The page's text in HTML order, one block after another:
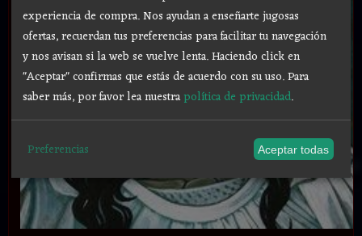
experiencia de compra. Nos ayudan a enseñarte jugosas
ofertas, recuerdan tus preferencias para facilitar tu navegación
y nos avisan si la web se vuelve lenta. Haciendo click en
"Aceptar" confirmas que estás de acuerdo con su uso.Para
saber más, por favor lea nuestrapolítica de privacidad.
Preferencias Aceptar todas